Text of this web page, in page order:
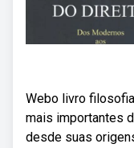
Webo livro
mais importantes
desde suas